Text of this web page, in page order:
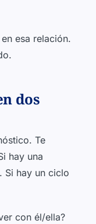
esa relación.
dos
Te
hay una
Si hay un ciclo
con él/ella?